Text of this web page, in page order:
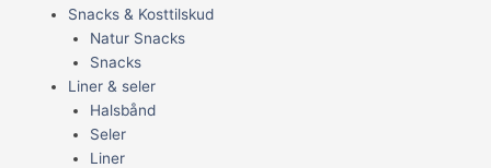
Snacks & Kosttilskud
Natur Snacks
Snacks
Liner & seler
Halsbånd
Seler
Liner